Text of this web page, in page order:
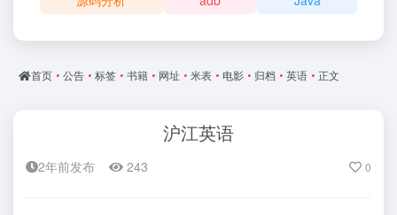
首页 • 公告 • 标签 • 书籍 • 网址 • 米表 • 电影 • 归档 • 英语 • 正文
沪江英语
2年前发布 243 0